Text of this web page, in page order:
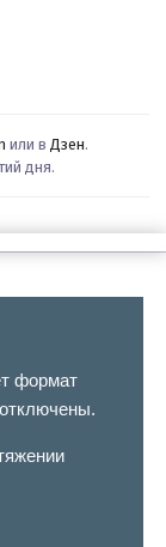
или в Дзен.
дня.
формат